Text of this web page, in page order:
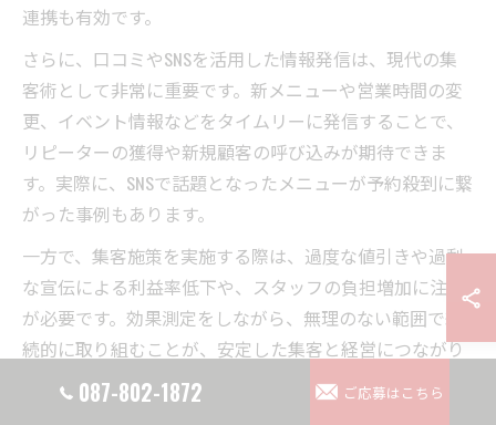
連携も有効です。
さらに、口コミやSNSを活用した情報発信は、現代の集
客術として非常に重要です。新メニューや営業時間の変
更、イベント情報などをタイムリーに発信することで、
リピーターの獲得や新規顧客の呼び込みが期待できま
す。実際に、SNSで話題となったメニューが予約殺到に繋
がった事例もあります。
一方で、集客施策を実施する際は、過度な値引きや過剰
な宣伝による利益率低下や、スタッフの負担増加に注意
が必要です。効果測定をしながら、無理のない範囲で継
続的に取り組むことが、安定した集客と経営につながり
087-802-1872 ご応募はこちら